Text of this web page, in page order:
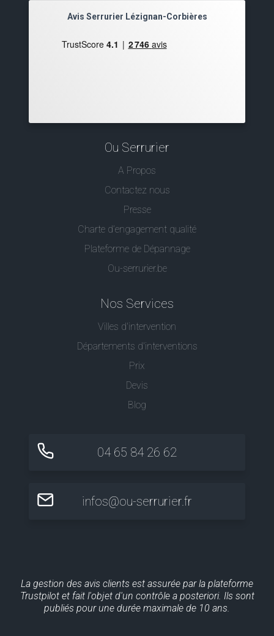
Avis Serrurier Lézignan-Corbières
Ou Serrurier
A Propos
Contactez nous
Presse
Charte d’engagement qualité
Plateforme de Dépannage
Ou-serrurier.be
Nos Services
Villes d'intervention
Départements d'interventions
Prix
Devis
Blog
04 65 84 26 62
infos@ou-serrurier.fr
La gestion des avis clients est assurée par la plateforme
Trustpilot et fait l'objet d'un contrôle a posteriori. Ils sont
publiés pour une durée maximale de 10 ans.